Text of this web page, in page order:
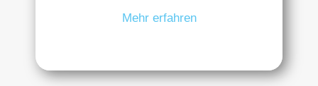
Mehr erfahren